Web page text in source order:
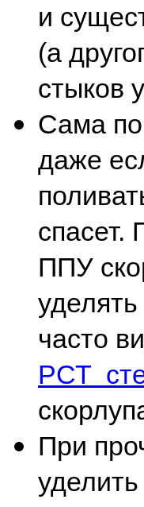
и
(а
стыков
Сама по
даже
ППУ
часто
РСТ
При